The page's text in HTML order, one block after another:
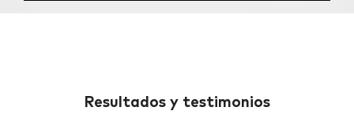
Resultados y testimonios